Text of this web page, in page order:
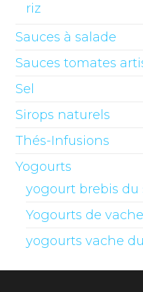
riz
Sauces à salade
Sauces tomates
Sel
Sirops naturels
Thés-Infusions
Yogourts
yogourt brebis du
Yogourts de vache
yogourts vache